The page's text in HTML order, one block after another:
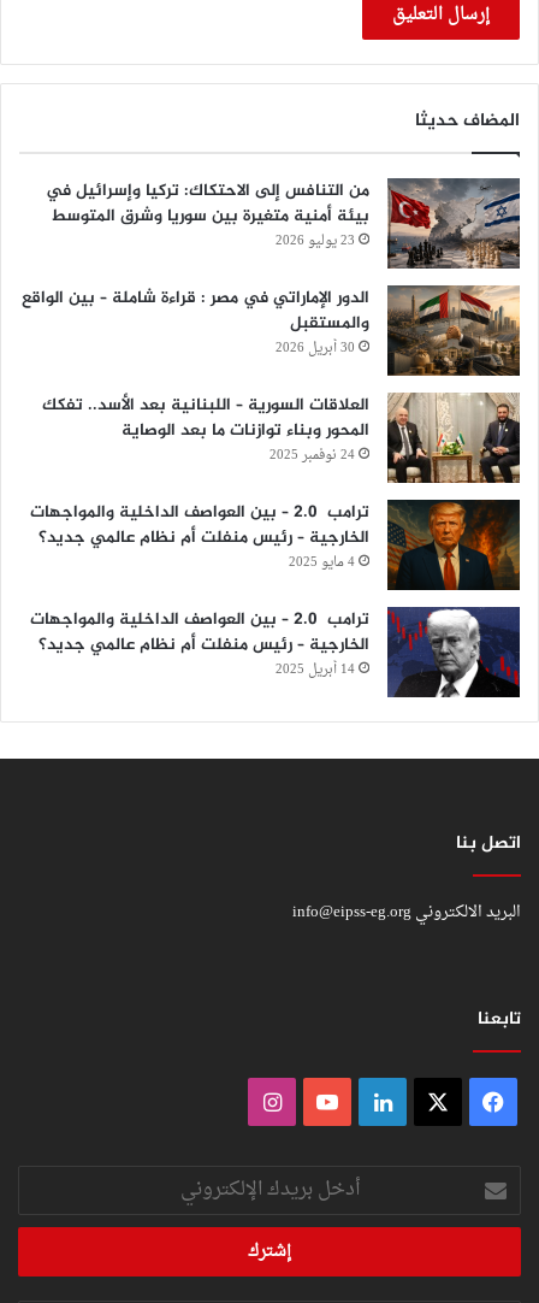
المضاف حديثا
من التنافس إلى الاحتكاك: تركيا وإسرائيل في
بيئة أمنية متغيرة بين سوريا وشرق المتوسط
23 يوليو 2026
الدور الإماراتي في مصر : قراءة شاملة – بين الواقع
والمستقبل
30 أبريل 2026
العلاقات السورية – اللبنانية بعد الأسد.. تفكك
المحور وبناء توازنات ما بعد الوصاية
24 نوفمبر 2025
ترامب 2.0 – بين العواصف الداخلية والمواجهات
الخارجية – رئيس منفلت أم نظام عالمي جديد؟
4 مايو 2025
ترامب 2.0 – بين العواصف الداخلية والمواجهات
الخارجية – رئيس منفلت أم نظام عالمي جديد؟
14 أبريل 2025
اتصل بنا
البريد الالكترونيinfo@eipss-eg.org
تابعنا
فيسبوك لينكدإن‫YouTubeانستقرام
أدخل
بريدك
الإلكتروني